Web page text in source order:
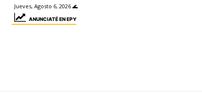
Jueves, Agosto 6, 2026 🌊
ANUNCIATÉ EN EPY